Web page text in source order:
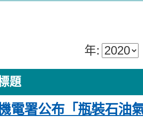
年:
題
電署公布「瓶裝石油